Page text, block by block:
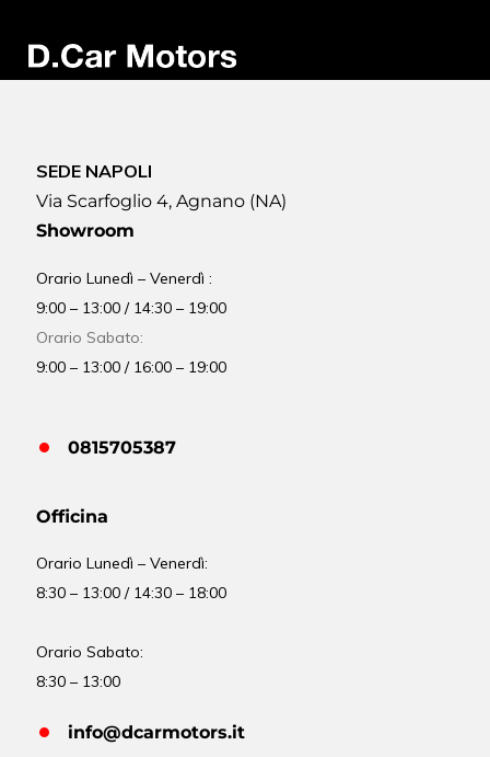
SEDE NAPOLI
Via Scarfoglio 4, Agnano (NA)
Showroom
Orario Lunedì – Venerdì :
9:00 – 13:00 / 14:30 – 19:00
Orario Sabato:
9:00 – 13:00 / 16:00 – 19:00
0815705387
Officina
OrarioLunedì – Venerdì:
8:30 – 13:00 / 14:30 – 18:00
Orario Sabato:
8:30 – 13:00
info@dcarmotors.it